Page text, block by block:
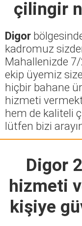
çilingir
Digor
kadromuz
Mahallenizde
ekip üyemiz
hiçbir bahane
hizmeti
hem de kaliteli
lütfen bizi
Digor
hizmeti
kişiye